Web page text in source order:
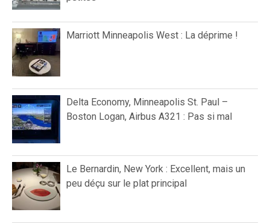
Marriott Minneapolis West : La déprime !
Delta Economy, Minneapolis St. Paul –
Boston Logan, Airbus A321 : Pas si mal
Le Bernardin, New York : Excellent, mais un
peu déçu sur le plat principal